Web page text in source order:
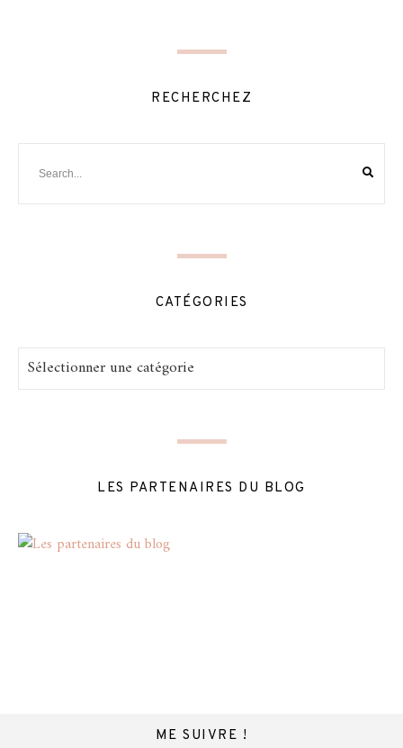
RECHERCHEZ
CATÉGORIES
Catégories
LES PARTENAIRES DU BLOG
ME SUIVRE !